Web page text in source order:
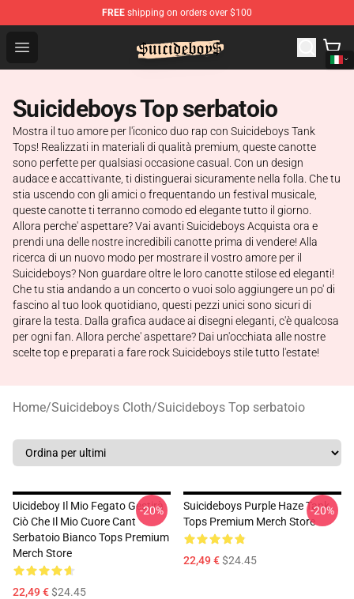
FREE shipping on orders over $100
Open menu
$uicideboy$ Shop - Official $uicideboy$ Merchandise
Suicideboys Top serbatoio
Mostra il tuo amore per l'iconico duo rap con Suicideboys Tank
Tops! Realizzati in materiali di qualità premium, queste canotte
sono perfette per qualsiasi occasione casual. Con un design
audace e accattivante, ti distinguerai sicuramente nella folla. Che tu
stia uscendo con gli amici o frequentando un festival musicale,
queste canotte ti terranno comodo ed elegante tutto il giorno.
Allora perche' aspettare? Vai avanti Suicideboys Acquista ora e
prendi una delle nostre incredibili canotte prima di vendere! Alla
ricerca di un nuovo modo per mostrare il vostro amore per il
Suicideboys? Non guardare oltre le loro canotte stilose ed eleganti!
Che tu stia andando a un concerto o vuoi solo aggiungere un po' di
fascino al tuo look quotidiano, questi pezzi unici sono sicuri di
girare la testa. Dalla grafica audace ai disegni eleganti, c'è qualcosa
per ogni fan. Allora perche' aspettare? Dai un'occhiata alle nostre
scelte top e preparati a fare rock Suicideboys stile tutto l'estate!
Home/Suicideboys Cloth/Suicideboys Top serbatoio
Uicideboy Il Mio Fegato Gestirà
Ciò Che Il Mio Cuore Cant
Serbatoio Bianco Tops Premium
Merch Store
22,49 €$24.45
-20%
Suicideboys Purple Haze Tank
Tops Premium Merch Store
22,49 €$24.45
-20%